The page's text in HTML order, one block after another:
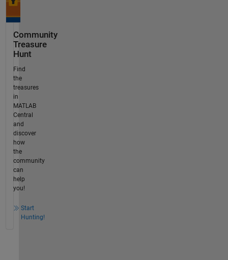
Community
Treasure
Hunt
Find
the
treasures
in
MATLAB
Central
and
discover
how
the
community
can
help
you!
Start
Hunting!